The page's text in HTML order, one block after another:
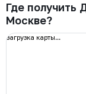
Где получить
Москве?
загрузка карты...